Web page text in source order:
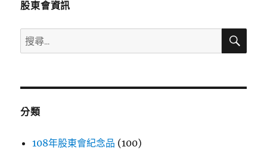
股東會資訊
搜
尋
鍵
搜
分類
108年股東會紀念品 (100)